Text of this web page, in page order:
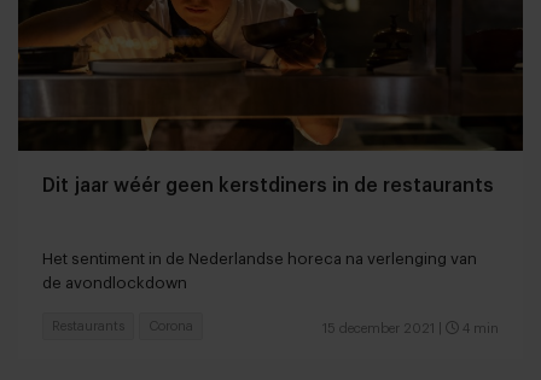
Dit jaar wéér geen kerstdiners in de restaurants
Het sentiment in de Nederlandse horeca na verlenging van
de avondlockdown
15 december 2021 4 min
Restaurants Corona